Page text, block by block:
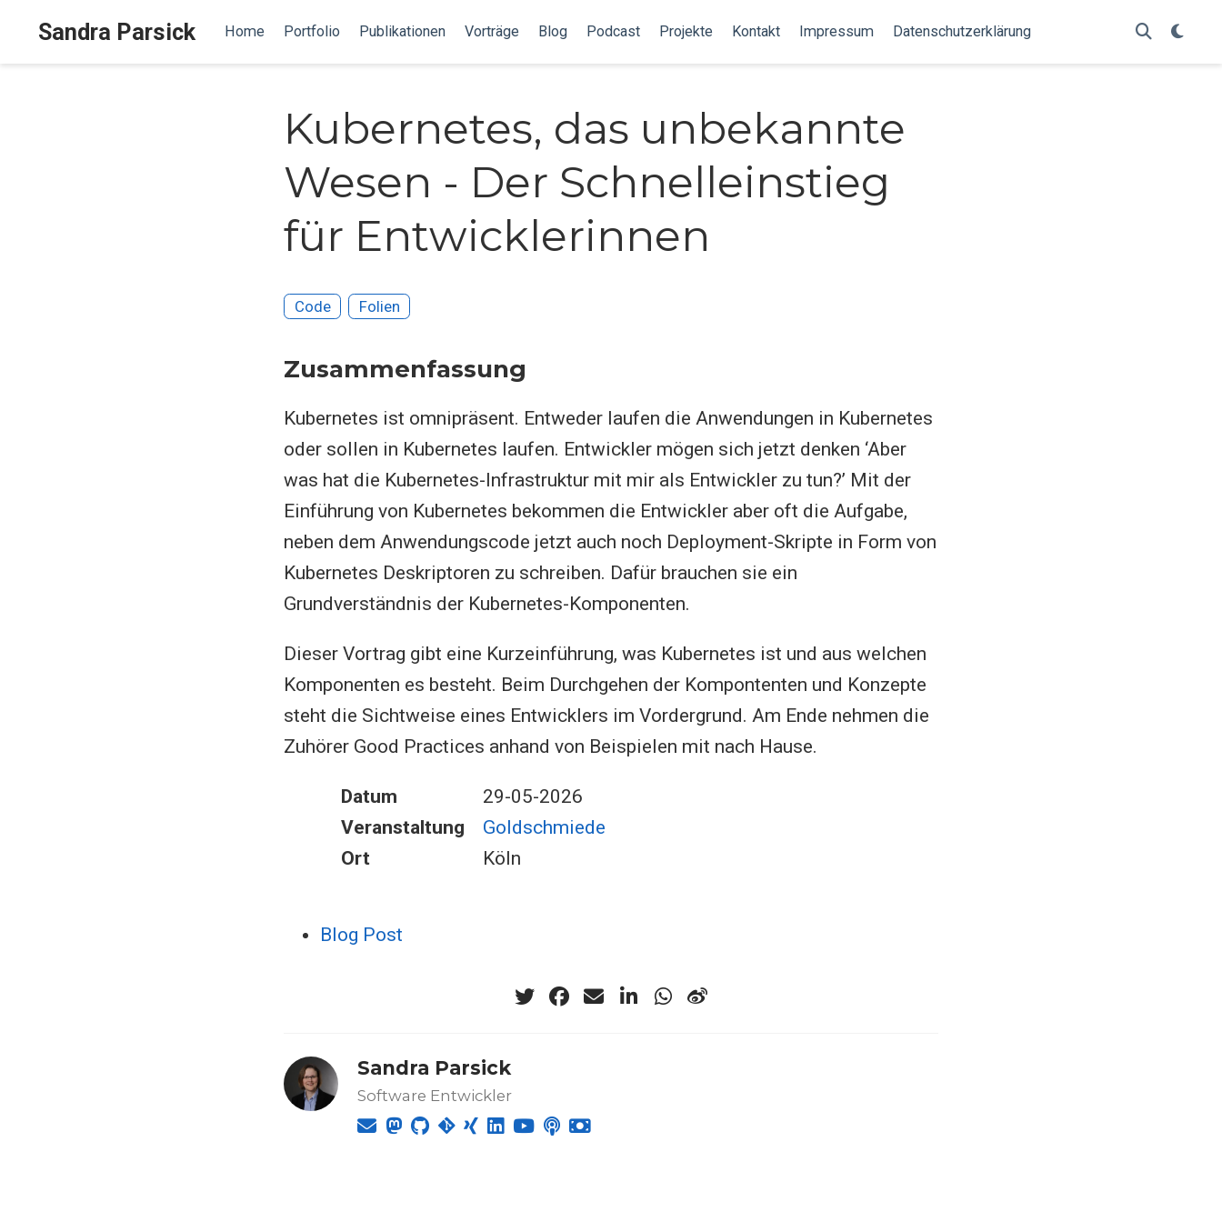
Sandra Parsick Home Portfolio Publikationen Vorträge Blog Podcast Projekte Kontakt Impressum Datenschutzerklärung
Kubernetes, das unbekannte
Wesen - Der Schnelleinstieg
für Entwicklerinnen
Code Folien
Zusammenfassung
Kubernetes ist omnipräsent. Entweder laufen die Anwendungen in Kubernetes
oder sollen in Kubernetes laufen. Entwickler mögen sich jetzt denken ‘Aber
was hat die Kubernetes-Infrastruktur mit mir als Entwickler zu tun?’ Mit der
Einführung von Kubernetes bekommen die Entwickler aber oft die Aufgabe,
neben dem Anwendungscode jetzt auch noch Deployment-Skripte in Form von
Kubernetes Deskriptoren zu schreiben. Dafür brauchen sie ein
Grundverständnis der Kubernetes-Komponenten.
Dieser Vortrag gibt eine Kurzeinführung, was Kubernetes ist und aus welchen
Komponenten es besteht. Beim Durchgehen der Kompontenten und Konzepte
steht die Sichtweise eines Entwicklers im Vordergrund. Am Ende nehmen die
Zuhörer Good Practices anhand von Beispielen mit nach Hause.
Datum
29-05-2026
Veranstaltung
Goldschmiede
Ort
Köln
Blog Post
Sandra Parsick
Software Entwickler